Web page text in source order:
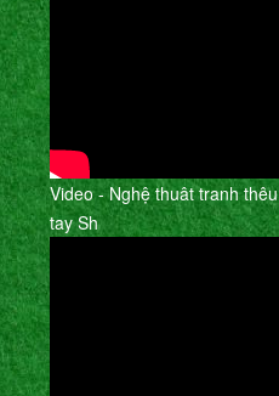
Video - Nghệ thuât tranh thêu
tay Sh